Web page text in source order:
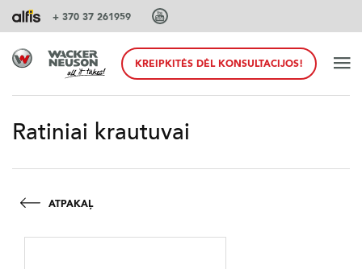
+ 370 37 261959
PRODUKTAI
KREIPKITĖS DĖL KONSULTACIJOS!
Ratiniai krautuvai
ATPAKAĻ